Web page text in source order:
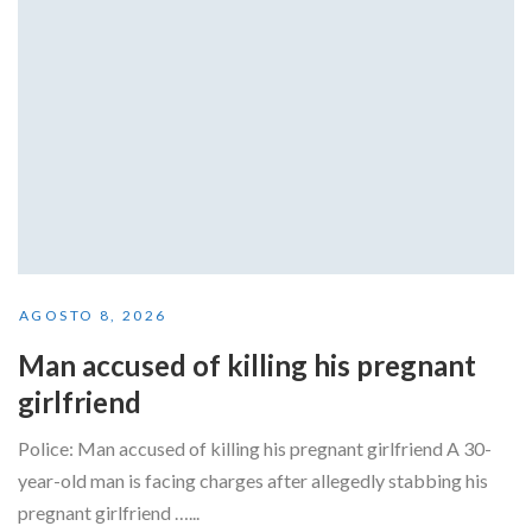
AGOSTO 8, 2026
Man accused of killing his pregnant
girlfriend
Police: Man accused of killing his pregnant girlfriend A 30-
year-old man is facing charges after allegedly stabbing his
pregnant girlfriend …...